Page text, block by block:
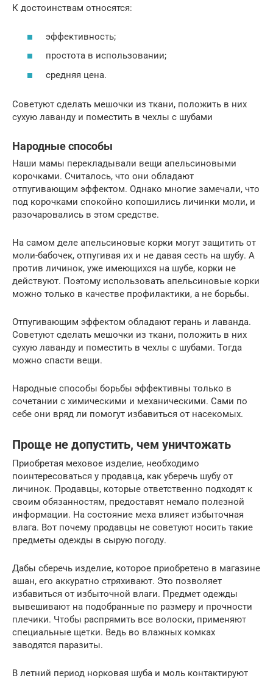
К достоинствам относятся:
эффективность;
простота в использовании;
средняя цена.
Советуют сделать мешочки из ткани, положить в них
сухую лаванду и поместить в чехлы с шубами
Народные способы
Наши мамы перекладывали вещи апельсиновыми
корочками. Считалось, что они обладают
отпугивающим эффектом. Однако многие замечали, что
под корочками спокойно копошились личинки моли, и
разочаровались в этом средстве.
На самом деле апельсиновые корки могут защитить от
моли-бабочек, отпугивая их и не давая сесть на шубу. А
против личинок, уже имеющихся на шубе, корки не
действуют. Поэтому использовать апельсиновые корки
можно только в качестве профилактики, а не борьбы.
Отпугивающим эффектом обладают герань и лаванда.
Советуют сделать мешочки из ткани, положить в них
сухую лаванду и поместить в чехлы с шубами. Тогда
можно спасти вещи.
Народные способы борьбы эффективны только в
сочетании с химическими и механическими. Сами по
себе они вряд ли помогут избавиться от насекомых.
Проще не допустить, чем уничтожать
Приобретая меховое изделие, необходимо
поинтересоваться у продавца, как уберечь шубу от
личинок. Продавцы, которые ответственно подходят к
своим обязанностям, предоставят немало полезной
информации. На состояние меха влияет избыточная
влага. Вот почему продавцы не советуют носить такие
предметы одежды в сырую погоду.
Дабы сберечь изделие, которое приобретено в магазине
ашан, его аккуратно стряхивают. Это позволяет
избавиться от избыточной влаги. Предмет одежды
вывешивают на подобранные по размеру и прочности
плечики. Чтобы распрямить все волоски, применяют
специальные щетки. Ведь во влажных комках
заводятся паразиты.
В летний период норковая шуба и моль контактируют